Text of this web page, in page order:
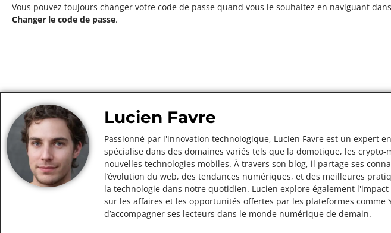
Vous pouvez toujours changer votre code de passe quand vous le souhaitez en naviguant
Changer le code de passe.
Lucien Favre
Passionné par l'innovation technologique, Lucien Favre est un expert
spécialise dans des domaines variés tels que la domotique, les crypto-
nouvelles technologies mobiles. À travers son blog, il partage ses
l’évolution du web, des tendances numériques, et des meilleures
la technologie dans notre quotidien. Lucien explore également l'impact
sur les affaires et les opportunités offertes par les plateformes comme
d’accompagner ses lecteurs dans le monde numérique de demain.